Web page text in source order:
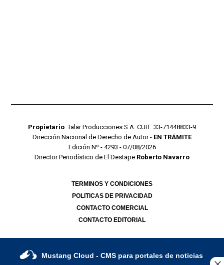
Propietario: Talar Producciones S.A. CUIT: 33-71448833-9
Dirección Nacional de Derecho de Autor - EN TRÁMITE
Edición Nº - 4293 - 07/08/2026
Director Periodístico de El Destape Roberto Navarro
TERMINOS Y CONDICIONES
POLITICAS DE PRIVACIDAD
CONTACTO COMERCIAL
CONTACTO EDITORIAL
Mustang Cloud - CMS para portales de noticias